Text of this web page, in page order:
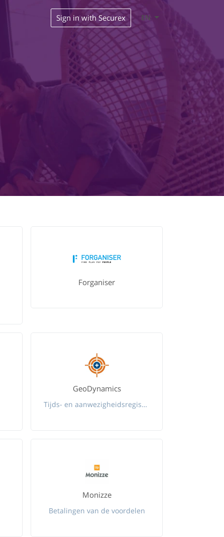
Sign in with Securex EN
Forganiser
GeoDynamics
Tijds- en aanwezigheidsregistratie
Monizze
Betalingen van de voordelen